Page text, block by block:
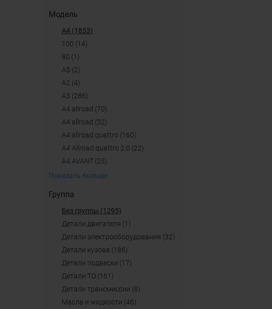
Модель
A4 (1853)
100 (14)
80 (1)
A$ (2)
A2 (4)
A3 (286)
A4 allroad (70)
a4 allroad (32)
A4 allroad quattro (160)
A4 Allroad quattro 2,0 (22)
A4 AVANT (25)
Показать больше
Группа
Без группы (1295)
детали двигателя (1)
детали электрооборудования (32)
детали кузова (186)
детали подвески (17)
детали ТО (161)
детали трансмиссии (9)
масла и жидкости (46)